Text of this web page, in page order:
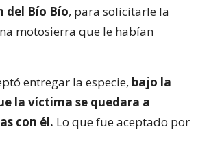
del Bío Bío, para solicitarle la
motosierra que le habían
entregar la especie, bajo la
la víctima se quedara a
con él. Lo que fue aceptado por